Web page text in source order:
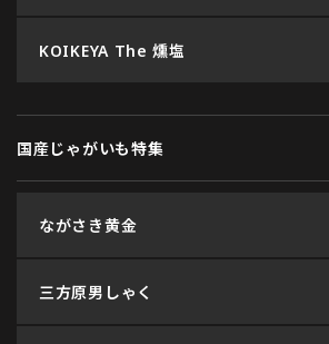
KOIKEYA The 燻塩
国産じゃがいも特集
ながさき黄金
三方原男しゃく